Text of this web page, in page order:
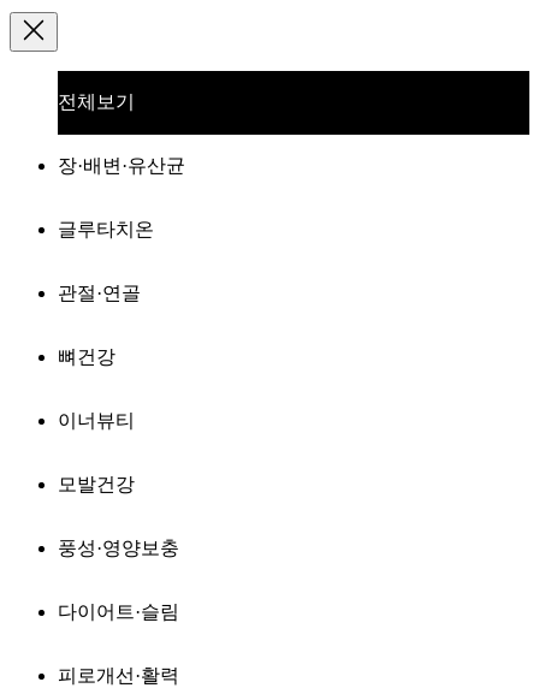
전체보기
장·배변·유산균
글루타치온
관절·연골
뼈건강
이너뷰티
모발건강
풍성·영양보충
다이어트·슬림
피로개선·활력